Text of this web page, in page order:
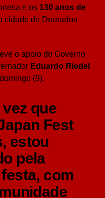
e os 130 anos de
cidade de Dourados
o apoio do Governo
Eduardo Riedel
(9).
que
Fest
estou
pela
com